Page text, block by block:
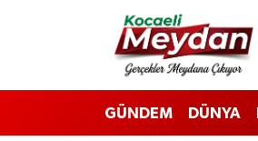
GÜNDEM DÜNYA
Nöbetçi Eczaneler
Hava Durumu